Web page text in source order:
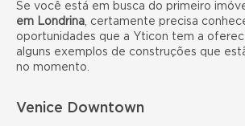
Se você está em busca do primeiro
em Londrina, certamente precisa
oportunidades que a Yticon tem a
alguns exemplos de construções que
no momento.
Venice Downtown